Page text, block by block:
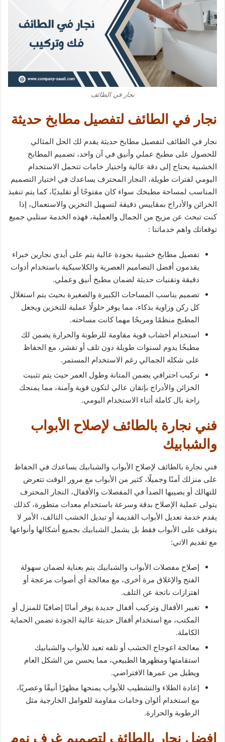
نجار في الطائف
نجار في الطائف لتفصيل مطابخ حديثة
نجار في الطائف لتفصيل مطابخ حديثة يقدم لك الحل المثالي
للحصول على مطبخ عملي وأنيق في آن واحد، تصميم المطابخ
الخشبية يحتاج إلى دقة عالية واختيار خامات تتحمل الاستخدام
اليومي لفترات طويلة، النجار المحترف يساعدك في اختيار التصميم
المناسب لمساحة مطبخك سواء كان مفتوحًا أو تقليديًا، كما يتم تنفيذ
الخزائن والأدراج بمقاييس دقيقة لتسهيل التخزين والاستعمال، إذا
كنت تبحث عن مزيج من الجمال والعملية، فهذه الخدمة ستلبي جميع
توقعاتك واهم خدماتنا :
تفصيل مطابخ خشبية بجودة عالية يتم على أيدي نجارين خبراء
يقدمون أفضل التصاميم العصرية والكلاسيكية باستخدام أدوات
دقيقة وتقنيات حديثة لضمان مطبخ أنيق وعملي.
تصميم يناسب المساحات الكبيرة والصغيرة بحيث يتم استغلال
كل ركن وزاوية بذكاء، مما يوفر حلولًا عملية للتخزين ويجعل
المطبخ منظمًا ومريحًا مهما كانت مساحته.
استخدام أخشاب قوية مقاومة للرطوبة والحرارة يضمن لك
مطبخًا يدوم لسنوات طويلة دون تلف أو تقشر، مع الحفاظ
على شكله الجمالي رغم الاستخدام المستمر.
تركيب احترافي يضمن المتانة وطول العمر حيث يتم تثبيت
الخزائن والأدراج بإتقان عالي لتكون قوية وآمنة، مما يمنحك
راحة بال كاملة أثناء الاستخدام اليومي.
فني نجارة بالطائف لإصلاح الأبواب
والشبابيك
فني نجارة بالطائف لإصلاح الأبواب والشبابيك يساعدك في الحفاظ
على منزلك آمنًا وجميلًا، كثير من الأبواب مع مرور الوقت تتعرض
للتهالك أو يصيبها الصدأ في المفصلات والأقفال، النجار المحترف
يتولى عملية الإصلاح بدقة وسرعة باستخدام معدات متطورة، كذلك
يقدم خدمة تعديل الأبواب القديمة أو تبديل الخشب التالف، الأمر لا
يتوقف على الأبواب فقط بل يشمل الشبابيك بجميع أشكالها وأنواعها
مع تقديم الاتي:
إصلاح مفصلات الأبواب والشبابيك يتم بعناية لضمان سهولة
الفتح والإغلاق مرة أخرى، مع معالجة أي أصوات مزعجة أو
اهتزازات ناتجة عن التلف.
تغيير الأقفال وتركيب أقفال جديدة يوفر أمانًا إضافيًا للمنزل أو
المكتب، مع استخدام أقفال حديثة عالية الجودة تضمن الحماية
الكاملة.
معالجة اعوجاج الخشب أو تلفه تعيد للأبواب والشبابيك
استقامتها ومظهرها الطبيعي، مما يحسن من الشكل العام
ويطيل من عمرها الافتراضي.
إعادة الطلاء والتشطيب للأبواب يمنحها مظهرًا أنيقًا وعصريًا،
مع استخدام ألوان وخامات مقاومة للعوامل الخارجية مثل
الرطوبة والحرارة.
افضل نجار بالطائف لتصميم غرف نوم